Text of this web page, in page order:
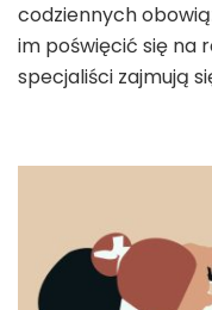
codziennych
im poświęcić się na
specjaliści zajmują